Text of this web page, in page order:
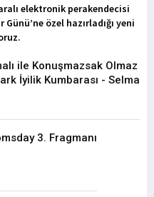
elektronik perakendecisi
özel hazırladığı yeni
ile Konuşmazsak Olmaz
İyilik Kumbarası - Selma
3. Fragmanı